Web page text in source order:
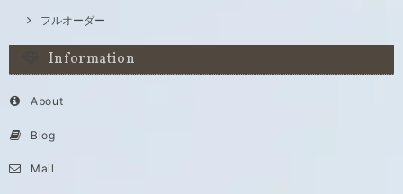
フルオーダー
Information
About
Blog
Mail